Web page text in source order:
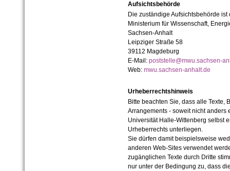
Aufsichtsbehörde
Die zuständige Aufsichtsbehörde ist
Ministerium für Wissenschaft,
Sachsen-Anhalt
Leipziger Straße 58
39112 Magdeburg
E-Mail: poststelle@mwu.sachsen-
Web: mwu.sachsen-anhalt.de
Urheberrechtshinweis
Bitte beachten Sie, dass alle Texte,
Arrangements - soweit nicht anders
Universität Halle-Wittenberg selbst
Urheberrechts unterliegen.
Sie dürfen damit beispielsweise
anderen Web-Sites verwendet
zugänglichen Texte durch Dritte
nur unter der Bedingung zu, dass